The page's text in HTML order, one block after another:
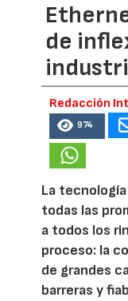
de
Redacción
974
La
todas las
a todos los
proceso: la
de grandes
barreras y